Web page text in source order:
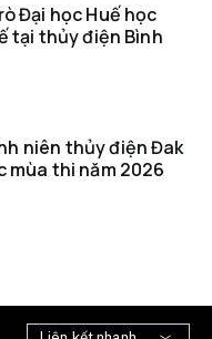
Đại học Huế học
tại thủy điện Bình
niên thủy điện Đak
mùa thi năm 2026